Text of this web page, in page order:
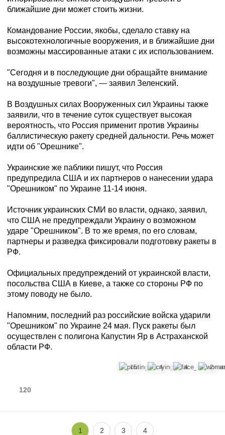
ближайшие дни может стоить жизни.
Командование России, якобы, сделало ставку на
высокотехнологичные вооружения, и в ближайшие дни
возможны массированные атаки с их использованием.
"Сегодня и в последующие дни обращайте внимание
на воздушные тревоги", — заявил Зеленский.
В Воздушных силах Вооруженных сил Украины также
заявили, что в течение суток существует высокая
вероятность, что Россия применит против Украины
баллистическую ракету средней дальности. Речь может
идти об "Орешнике".
Украинские же паблики пишут, что Россия
предупредила США и их партнеров о нанесении удара
"Орешником" по Украине 11-14 июня.
Источник украинских СМИ во власти, однако, заявил,
что США не предупреждали Украину о возможном
ударе "Орешником". В то же время, по его словам,
партнеры и разведка фиксировали подготовку ракеты в
РФ.
Официальных предупреждений от украинской власти,
посольства США в Киеве, а также со стороны РФ по
этому поводу не было.
Напомним, последний раз российские войска ударили
"Орешником" по Украине 24 мая. Пуск ракеты был
осуществлен с полигона Капустин Яр в Астраханской
области РФ.
15 4 4 2
120
1 2 3 4